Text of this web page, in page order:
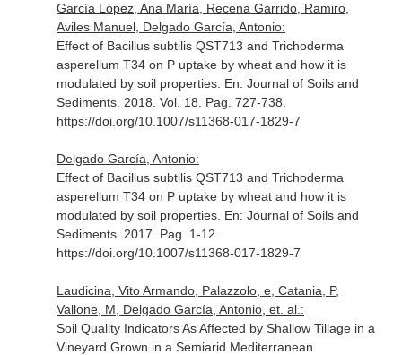
García López, Ana María, Recena Garrido, Ramiro,
Aviles Manuel, Delgado García, Antonio:
Effect of Bacillus subtilis QST713 and Trichoderma
asperellum T34 on P uptake by wheat and how it is
modulated by soil properties. En: Journal of Soils and
Sediments. 2018. Vol. 18. Pag. 727-738.
https://doi.org/10.1007/s11368-017-1829-7
Delgado García, Antonio:
Effect of Bacillus subtilis QST713 and Trichoderma
asperellum T34 on P uptake by wheat and how it is
modulated by soil properties. En: Journal of Soils and
Sediments. 2017. Pag. 1-12.
https://doi.org/10.1007/s11368-017-1829-7
Laudicina, Vito Armando, Palazzolo, e, Catania, P,
Vallone, M, Delgado García, Antonio, et. al.:
Soil Quality Indicators As Affected by Shallow Tillage in a
Vineyard Grown in a Semiarid Mediterranean